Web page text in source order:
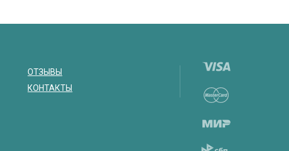
ОТЗЫВЫ
КОНТАКТЫ